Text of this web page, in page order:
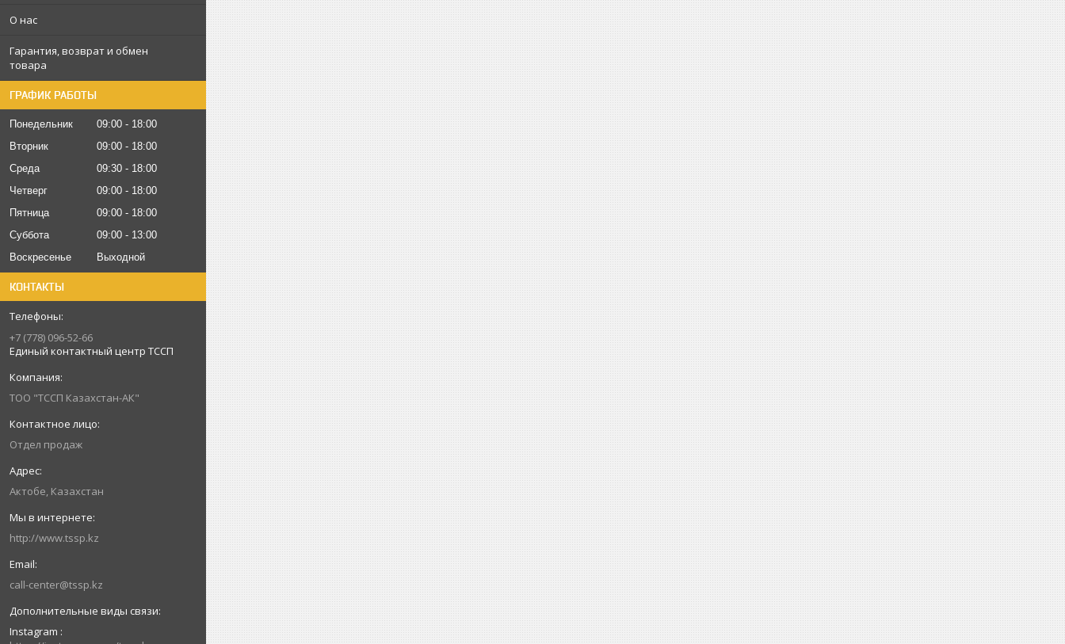
О нас
Гарантия, возврат и обмен
товара
ГРАФИК РАБОТЫ
Понедельник 09:00
18:00
Вторник
09:00
18:00
Среда
09:30
18:00
Четверг
09:00
18:00
Пятница
09:00
18:00
Суббота
09:00
13:00
Воскресенье
Выходной
КОНТАКТЫ
+7 (778) 096-52-66
Единый контактный центр ТССП
ТОО "ТССП Казахстан-АК"
Отдел продаж
Актобе, Казахстан
http://www.tssp.kz
call-center@tssp.kz
Instagram